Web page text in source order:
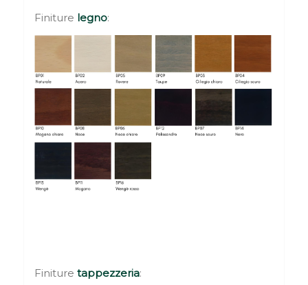
Finiture legno:
Finiture tappezzeria: